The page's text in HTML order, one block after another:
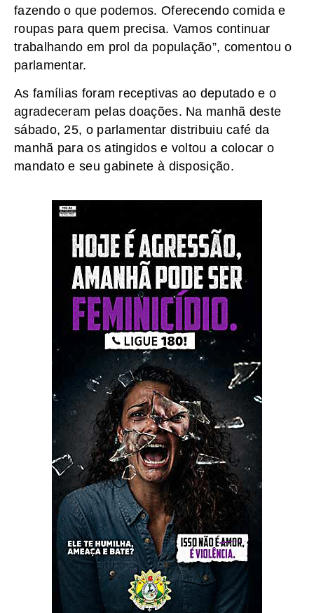
fazendo o que podemos. Oferecendo comida e
roupas para quem precisa. Vamos continuar
trabalhando em prol da população”, comentou o
parlamentar.
As famílias foram receptivas ao deputado e o
agradeceram pelas doações. Na manhã deste
sábado, 25, o parlamentar distribuiu café da
manhã para os atingidos e voltou a colocar o
mandato e seu gabinete à disposição.